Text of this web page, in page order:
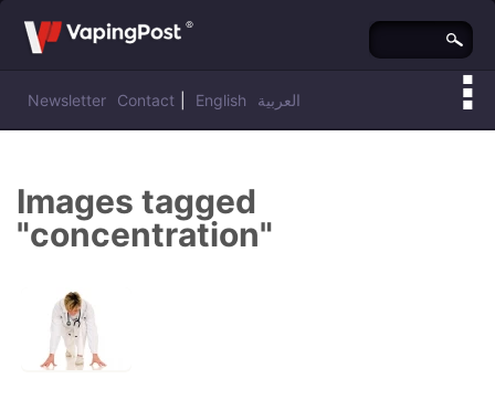
Newsletter Contact English العربية
Vous êtes ici :Vaping Post»
Images tagged
"concentration"